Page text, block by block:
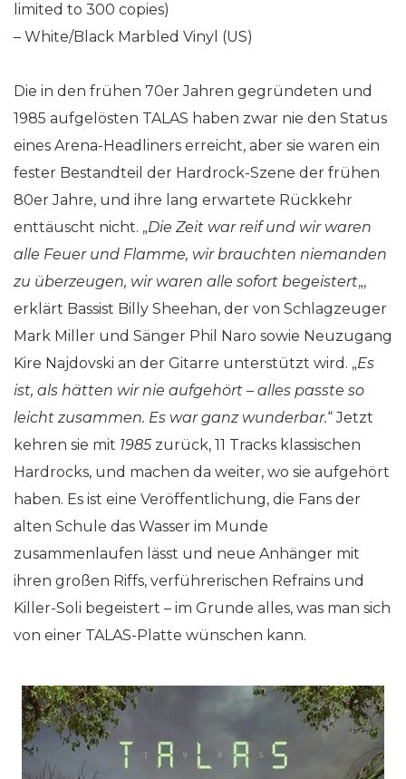
limited to 300 copies)
– White/Black Marbled Vinyl (US)
Die in den frühen 70er Jahren gegründeten und
1985 aufgelösten TALAS haben zwar nie den Status
eines Arena-Headliners erreicht, aber sie waren ein
fester Bestandteil der Hardrock-Szene der frühen
80er Jahre, und ihre lang erwartete Rückkehr
enttäuscht nicht. „Die Zeit war reif und wir waren
alle Feuer und Flamme, wir brauchten niemanden
zu überzeugen, wir waren alle sofort begeistert„,
erklärt Bassist Billy Sheehan, der von Schlagzeuger
Mark Miller und Sänger Phil Naro sowie Neuzugang
Kire Najdovski an der Gitarre unterstützt wird. „Es
ist, als hätten wir nie aufgehört – alles passte so
leicht zusammen. Es war ganz wunderbar.“ Jetzt
kehren sie mit 1985zurück, 11 Tracks klassischen
Hardrocks, und machen da weiter, wo sie aufgehört
haben. Es ist eine Veröffentlichung, die Fans der
alten Schule das Wasser im Munde
zusammenlaufen lässt und neue Anhänger mit
ihren großen Riffs, verführerischen Refrains und
Killer-Soli begeistert – im Grunde alles, was man sich
von einer TALAS-Platte wünschen kann.